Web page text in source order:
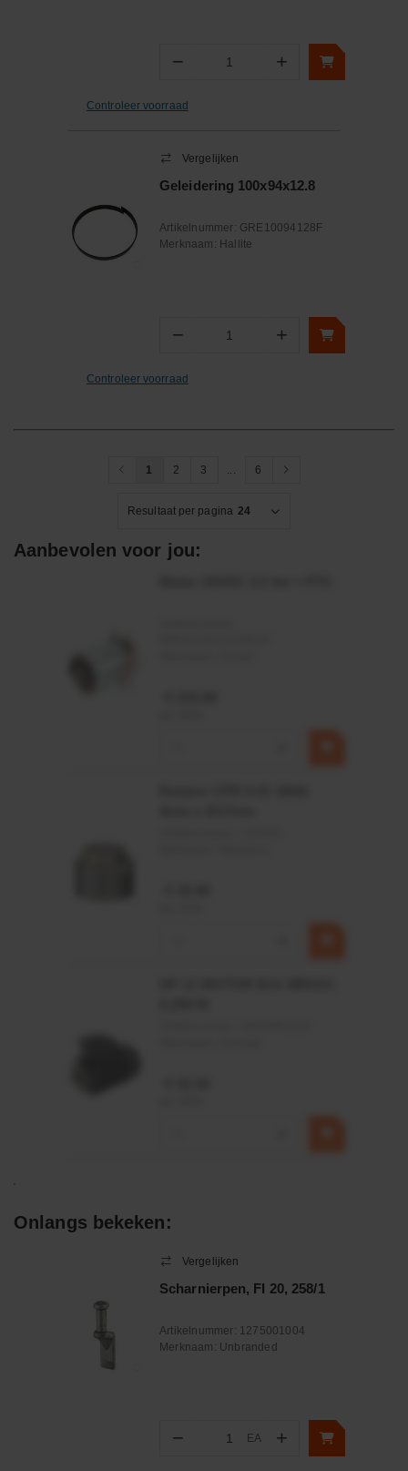
− Aantal +
Controleer voorraad
Vergelijken
Geleidering 100x94x12.8
Artikelnummer: GRE10094128F
Merknaam: Hallite
− Aantal +
Controleer voorraad
1 2 3 ... 6
Resultaat per pagina 24
Aanbevolen voor jou:
Onlangs bekeken:
Vergelijken
Scharnierpen, FI 20, 258/1
Artikelnummer: 1275001004
Merknaam: Unbranded
− Aantal
EA +